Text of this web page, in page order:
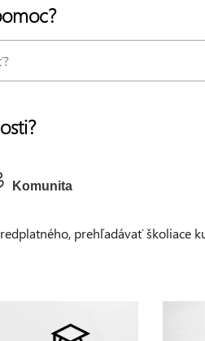
Komunita
prehľadávať školiace